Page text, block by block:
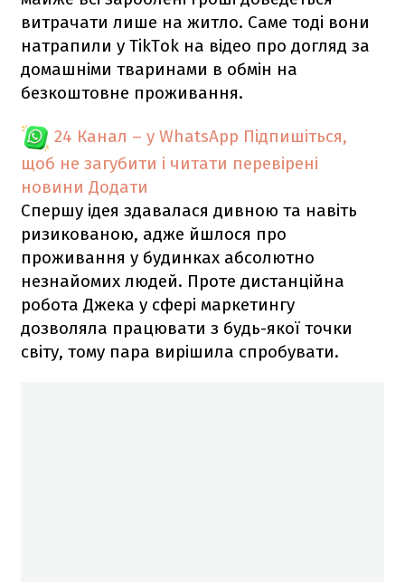
витрачати лише на житло. Саме тоді вони
натрапили у TikTok на відео про догляд за
домашніми тваринами в обмін на
безкоштовне проживання.
24 Канал – у WhatsApp Підпишіться,
щоб не загубити і читати перевірені
новини Додати
Спершу ідея здавалася дивною та навіть
ризикованою, адже йшлося про
проживання у будинках абсолютно
незнайомих людей. Проте дистанційна
робота Джека у сфері маркетингу
дозволяла працювати з будь-якої точки
світу, тому пара вирішила спробувати.